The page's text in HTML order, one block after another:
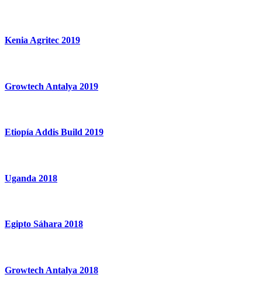
Kenia Agritec 2019
Growtech Antalya 2019
Etiopía Addis Build 2019
Uganda 2018
Egipto Sáhara 2018
Growtech Antalya 2018